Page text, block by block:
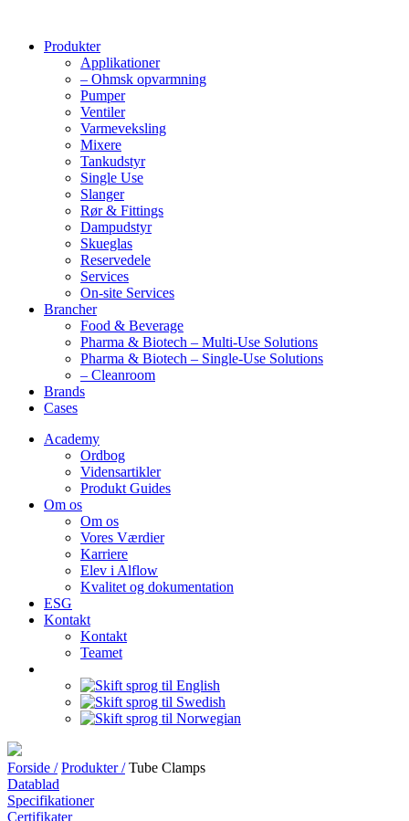
Produkter
Applikationer
– Ohmsk opvarmning
Pumper
Ventiler
Varmeveksling
Mixere
Tankudstyr
Single Use
Slanger
Rør & Fittings
Dampudstyr
Skueglas
Reservedele
Services
On-site Services
Brancher
Food & Beverage
Pharma & Biotech – Multi-Use Solutions
Pharma & Biotech – Single-Use Solutions
– Cleanroom
Brands
Cases
Academy
Ordbog
Vidensartikler
Produkt Guides
Om os
Om os
Vores Værdier
Karriere
Elev i Alflow
Kvalitet og dokumentation
ESG
Kontakt
Kontakt
Teamet
Forside / Produkter / Tube Clamps
Datablad
Specifikationer
Certifikater